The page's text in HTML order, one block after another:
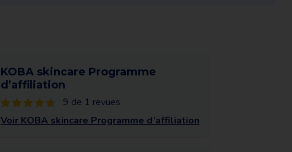
KOBA skincare Programme
d’affiliation
9 de 1 revues
Voir KOBA skincare Programme d’affiliation